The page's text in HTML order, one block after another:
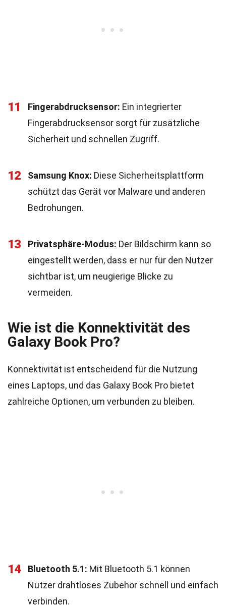
11 Fingerabdrucksensor: Ein integrierter
Fingerabdrucksensor sorgt für zusätzliche
Sicherheit und schnellen Zugriff.
12 Samsung Knox: Diese Sicherheitsplattform
schützt das Gerät vor Malware und anderen
Bedrohungen.
13 Privatsphäre-Modus: Der Bildschirm kann so
eingestellt werden, dass er nur für den Nutzer
sichtbar ist, um neugierige Blicke zu
vermeiden.
Wie ist die Konnektivität des
Galaxy Book Pro?
Konnektivität ist entscheidend für die Nutzung
eines Laptops, und das Galaxy Book Pro bietet
zahlreiche Optionen, um verbunden zu bleiben.
14 Bluetooth 5.1: Mit Bluetooth 5.1 können
Nutzer drahtloses Zubehör schnell und einfach
verbinden.